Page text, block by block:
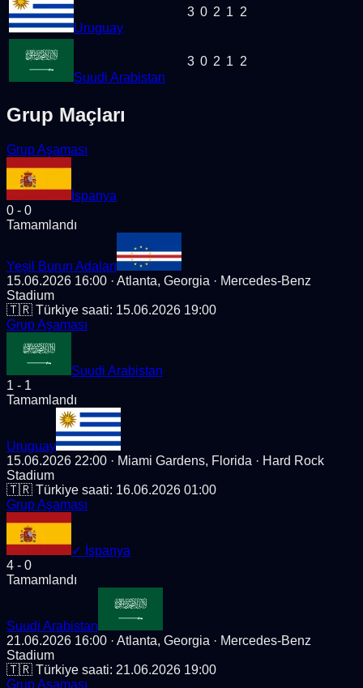
Uruguay
3 0 2 1 2
Suudi Arabistan
3 0 2 1 2
Grup Maçları
Grup Aşaması
İspanya
0 - 0
Tamamlandı
Yeşil Burun Adaları
15.06.2026 16:00 · Atlanta, Georgia · Mercedes-Benz
Stadium
🇹🇷 Türkiye saati: 15.06.2026 19:00
Grup Aşaması
Suudi Arabistan
1 - 1
Tamamlandı
Uruguay
15.06.2026 22:00 · Miami Gardens, Florida · Hard Rock
Stadium
🇹🇷 Türkiye saati: 16.06.2026 01:00
Grup Aşaması
✓ İspanya
4 - 0
Tamamlandı
Suudi Arabistan
21.06.2026 16:00 · Atlanta, Georgia · Mercedes-Benz
Stadium
🇹🇷 Türkiye saati: 21.06.2026 19:00
Grup Aşaması